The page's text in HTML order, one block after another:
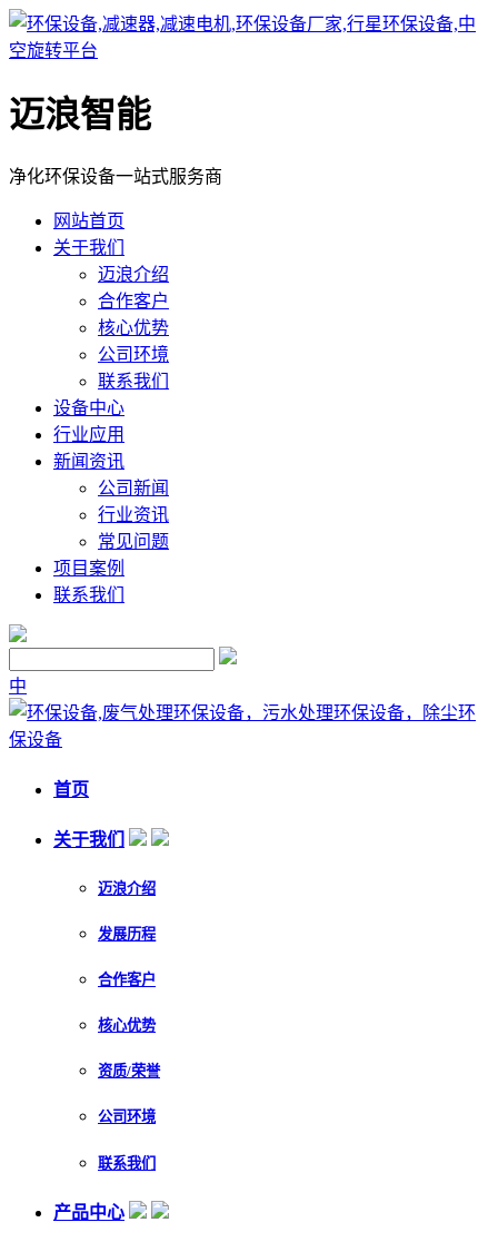
迈浪智能
净化环保设备一站式服务商
网站首页
关于我们
迈浪介绍
合作客户
核心优势
公司环境
联系我们
设备中心
行业应用
新闻资讯
公司新闻
行业资讯
常见问题
项目案例
联系我们
中
首页
关于我们
迈浪介绍
发展历程
合作客户
核心优势
资质/荣誉
公司环境
联系我们
产品中心